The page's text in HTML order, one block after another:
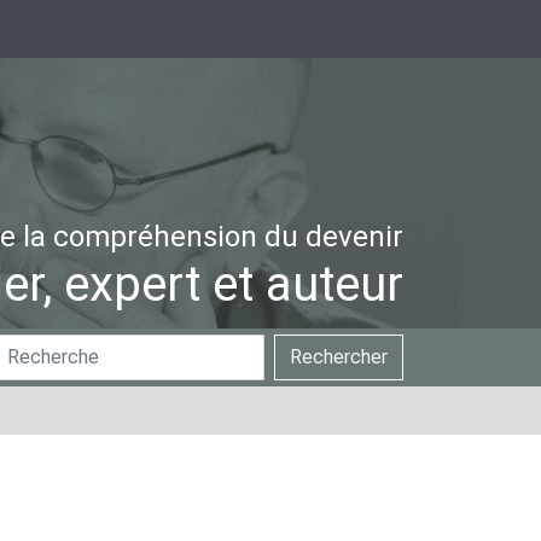
la compréhension du devenir
expert et auteur
Chercher
Rechercher
Recherche